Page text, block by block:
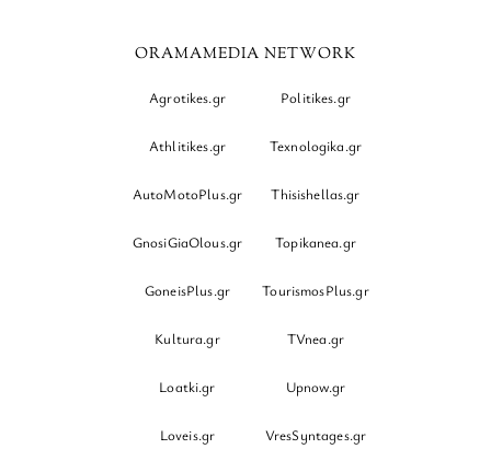
ORAMAMEDIA NETWORK
Agrotikes.gr Politikes.gr
Athlitikes.gr Texnologika.gr
AutoMotoPlus.gr Thisishellas.gr
GnosiGiaOlous.gr Topikanea.gr
GoneisPlus.gr TourismosPlus.gr
Kultura.gr TVnea.gr
Loatki.gr Upnow.gr
Loveis.gr VresSyntages.gr